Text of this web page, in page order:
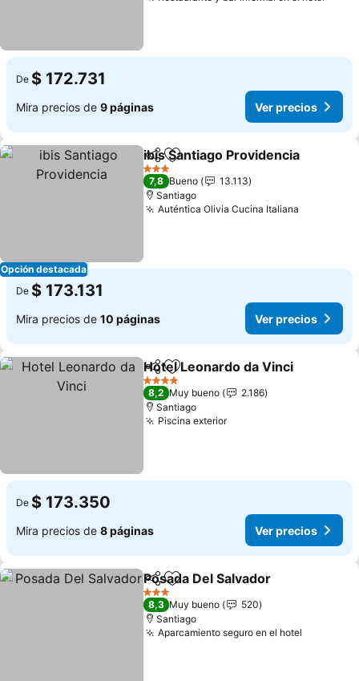
De $ 172.731
Mira precios de 9 páginas Ver precios
Opción destacada
CompartirAgregar a favoritos
ibis Santiago Providencia
3 Estrellas
7,8 Bueno
13.113
Santiago
Auténtica Olivia Cucina Italiana
De $ 173.131
Mira precios de 10 páginas Ver precios
CompartirAgregar a favoritos
Hotel Leonardo da Vinci
4 Estrellas
8,2 Muy bueno
2.186
Santiago
Piscina exterior
De $ 173.350
Mira precios de 8 páginas Ver precios
CompartirAgregar a favoritos
Posada Del Salvador
3 Estrellas
8,3 Muy bueno
520
Santiago
Aparcamiento seguro en el hotel